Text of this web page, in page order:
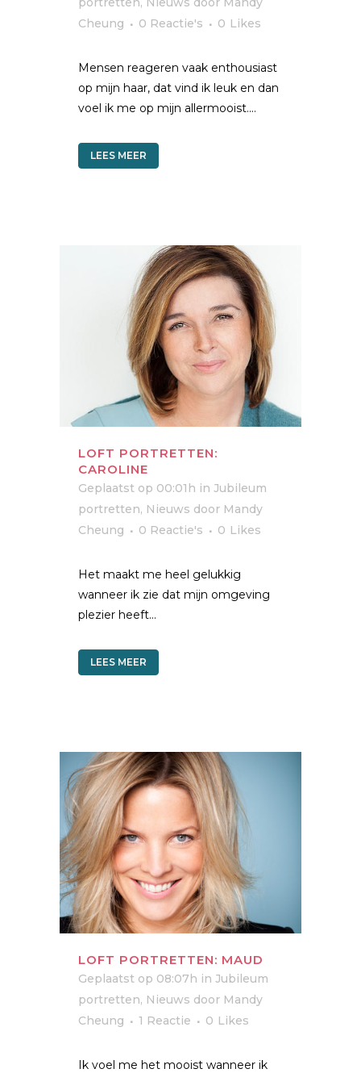
Cheung
0 Reactie's 0 Likes
Mensen reageren vaak enthousiast
op mijn haar, dat vind ik leuk en dan
voel ik me op mijn allermooist....
LEES MEER
LOFT PORTRETTEN:
CAROLINE
Geplaatst op 00:01h in Jubileum
portretten, Nieuws door Mandy
Cheung
0 Reactie's 0 Likes
Het maakt me heel gelukkig
wanneer ik zie dat mijn omgeving
plezier heeft...
LEES MEER
LOFT PORTRETTEN: MAUD
Geplaatst op 08:07h in Jubileum
portretten, Nieuws door Mandy
Cheung
1 Reactie 0 Likes
Ik voel me het mooist wanneer ik